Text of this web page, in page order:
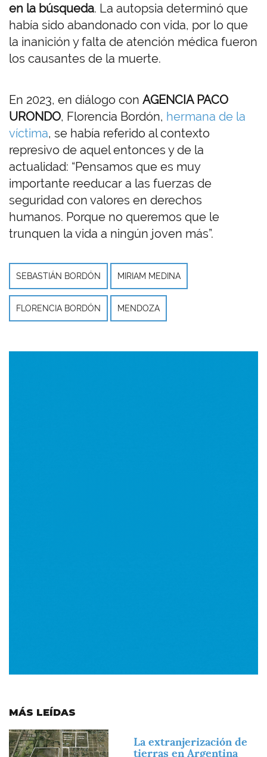
en la búsqueda. La autopsia determinó que
había sido abandonado con vida, por lo que
la inanición y falta de atención médica fueron
los causantes de la muerte.
En 2023, en diálogo con AGENCIA PACO
URONDO, Florencia Bordón, hermana de la
víctima, se había referido al contexto
represivo de aquel entonces y de la
actualidad: “Pensamos que es muy
importante reeducar a las fuerzas de
seguridad con valores en derechos
humanos. Porque no queremos que le
trunquen la vida a ningún joven más”.
SEBASTIÁN BORDÓN MIRIAM MEDINA
FLORENCIA BORDÓN MENDOZA
MÁS LEÍDAS
Imagen
La extranjerización de
tierras en Argentina